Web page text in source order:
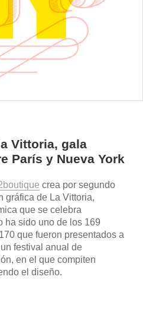
Vittoria, gala
París y Nueva York
crea por segundo
gráfica de La Vittoria,
que se celebra
ha sido uno de los 169
que fueron presentados a
festival anual de
en el que compiten
el diseño.